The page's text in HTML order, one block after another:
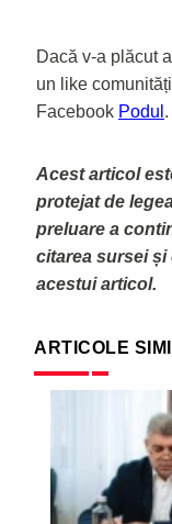
Dacă v-a plăcut
un like
Facebook Podul .
Acest articol
protejat de
preluare a
citarea sursei și
acestui articol.
ARTICOLE